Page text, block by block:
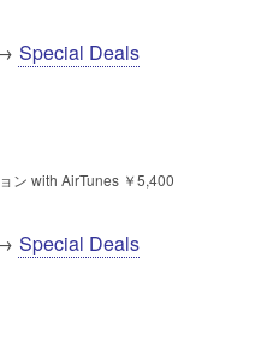
Special Deals
ン with AirTunes ￥5,400
Special Deals